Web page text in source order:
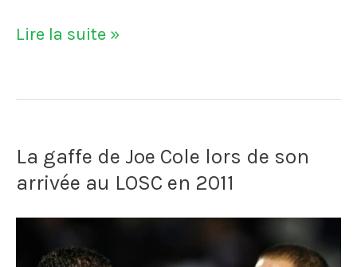
Les
oublient
de
Tigana
après
avoir
Lire la suite »
La gaffe de Joe Cole lors de son
arrivée au LOSC en 2011